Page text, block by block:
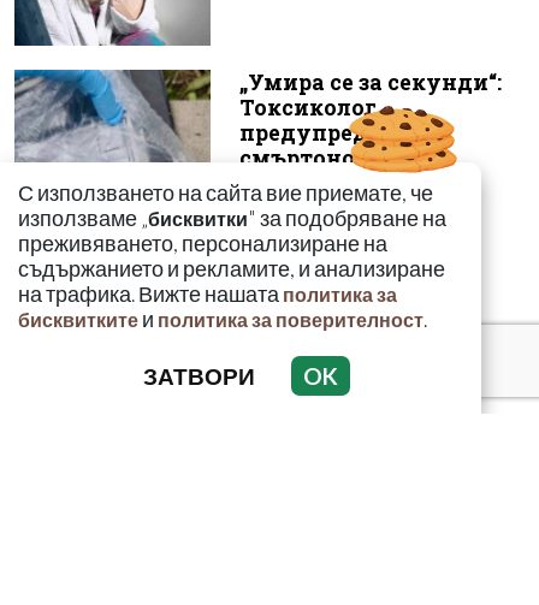
„Умира се за секунди“:
Токсиколог
предупреди за
смъртоносната
опасност...
С използването на сайта вие приемате, че
използваме „бисквитки" за подобряване на
преживяването, персонализиране на
съдържанието и рекламите, и анализиране
на трафика. Вижте нашата политика за
бисквитките и политика за поверителност.
ЗАТВОРИ OK